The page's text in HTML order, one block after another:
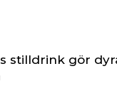
stilldrink gör